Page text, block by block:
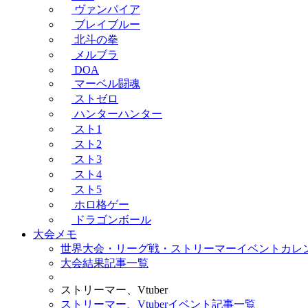
ヴァンパイア
ブレイブルー
北斗の拳
メルブラ
DOA
マーベル闘魂
ストゼロ
ハンターハンター
スト1
スト2
スト3
スト4
スト5
ホロ格ゲー
ドラゴンボール
大会メモ
世界大会・リーグ戦・ストリーマーイベントカレ
大会結果記事一覧
ストリーマー、Vtuber
ストリーマー、Vtuberイベント記事一覧